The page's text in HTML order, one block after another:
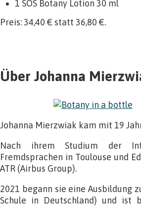
1 SOS Botany Lotion 30 ml
Preis: 34,40 € statt 36,80 €.
Über Johanna
Johanna Mierzwiak kam mit 19
Nach ihrem Studium der
Fremdsprachen in Toulouse und
ATR (Airbus Group).
2021 begann sie eine Ausbildung
Schule in Deutschland) und ist